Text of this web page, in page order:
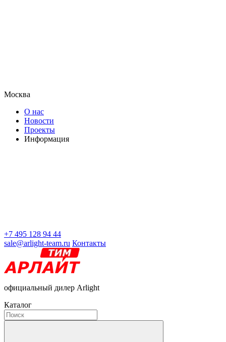
Москва
О нас
Новости
Проекты
Информация
+7 495 128 94 44
sale@arlight-team.ru Контакты
официальный дилер Arlight
Каталог